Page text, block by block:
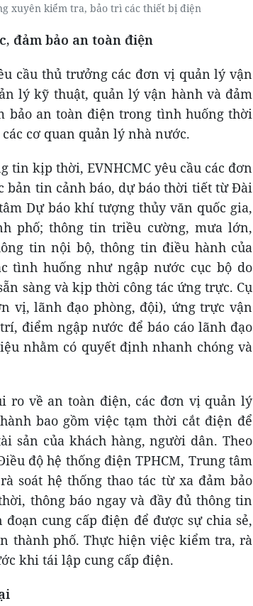
xuyên kiểm tra, bảo trì các thiết bị điện
đảm bảo an toàn điện
cầu thủ trưởng các đơn vị quản lý vận
lý kỹ thuật, quản lý vận hành và đảm
bảo an toàn điện trong tình huống thời
cơ quan quản lý nhà nước.
tin kịp thời, EVNHCMC yêu cầu các đơn
bản tin cảnh báo, dự báo thời tiết từ Đài
Dự báo khí tượng thủy văn quốc gia,
phố; thông tin triều cường, mưa lớn,
tin nội bộ, thông tin điều hành của
tình huống như ngập nước cục bộ do
sàng và kịp thời công tác ứng trực. Cụ
vị, lãnh đạo phòng, đội), ứng trực vận
điểm ngập nước để báo cáo lãnh đạo
nhằm có quyết định nhanh chóng và
ro về an toàn điện, các đơn vị quản lý
bao gồm việc tạm thời cắt điện để
sản của khách hàng, người dân. Theo
độ hệ thống điện TPHCM, Trung tâm
soát hệ thống thao tác từ xa đảm bảo
thông báo ngay và đầy đủ thông tin
cung cấp điện để được sự chia sẻ,
thành phố. Thực hiện việc kiểm tra, rà
khi tái lập cung cấp điện.